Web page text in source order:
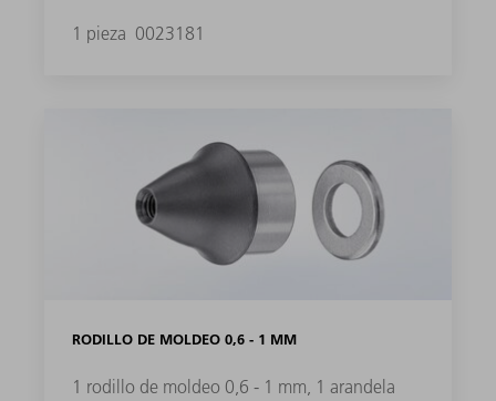
1 pieza 0023181
RODILLO DE MOLDEO 0,6 - 1 MM
1 rodillo de moldeo 0,6 - 1 mm, 1 arandela